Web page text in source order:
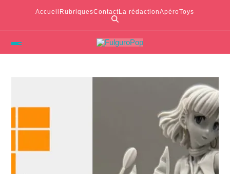
Accueil RubriquesContactLa rédactionApéroToys